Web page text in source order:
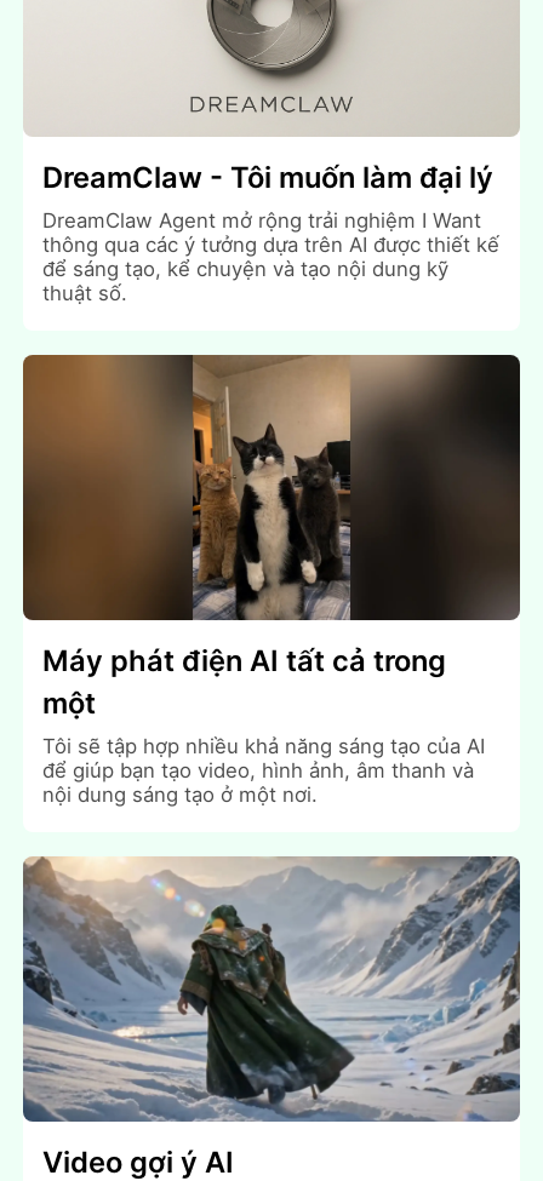
DreamClaw - Tôi muốn làm đại lý
DreamClaw Agent mở rộng trải nghiệm I Want
thông qua các ý tưởng dựa trên AI được thiết kế
để sáng tạo, kể chuyện và tạo nội dung kỹ
thuật số.
Máy phát điện AI tất cả trong
một
Tôi sẽ tập hợp nhiều khả năng sáng tạo của AI
để giúp bạn tạo video, hình ảnh, âm thanh và
nội dung sáng tạo ở một nơi.
Video gợi ý AI